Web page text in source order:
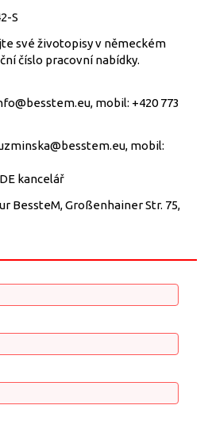
S
své životopisy v německém
číslo pracovní nabídky.
mobil: +420 773
mobil:
kancelář
BessteM, Großenhainer Str. 75,